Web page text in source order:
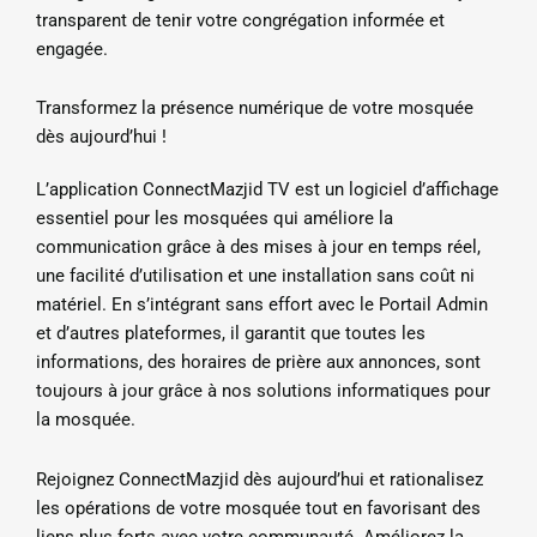
transparent de tenir votre congrégation informée et
engagée.
Transformez la présence numérique de votre mosquée
dès aujourd’hui !
L’application ConnectMazjid TV est un logiciel d’affichage
essentiel pour les mosquées qui améliore la
communication grâce à des mises à jour en temps réel,
une facilité d’utilisation et une installation sans coût ni
matériel. En s’intégrant sans effort avec le Portail Admin
et d’autres plateformes, il garantit que toutes les
informations, des horaires de prière aux annonces, sont
toujours à jour grâce à nos solutions informatiques pour
la mosquée.
Rejoignez ConnectMazjid dès aujourd’hui et rationalisez
les opérations de votre mosquée tout en favorisant des